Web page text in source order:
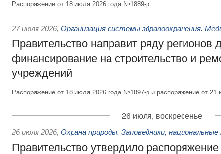
Распоряжение от 18 июля 2026 года №1889-р
27 июля 2026, Организация системы здравоохранения.
Правительство направит ряду регионов
финансирование на строительство и
учреждений
Распоряжение от 18 июля 2026 года №1897-р и распоряжение от
26 июля, воскресенье
26 июля 2026, Охрана природы. Заповедники, национальные
Правительство утвердило